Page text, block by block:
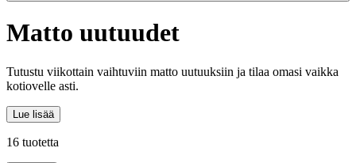
Matto uutuudet
Tutustu viikottain vaihtuviin matto uutuuksiin ja tilaa omasi vaikka
kotiovelle asti.
Lue lisää
16 tuotetta